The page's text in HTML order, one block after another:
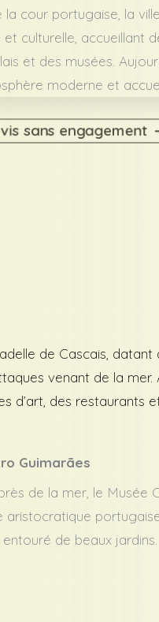
la cour portugaise, la
culturelle, accueillant
et des musées.
moderne et
sans engagement
de Cascais,
venant de la mer.
d’art, des restaurants
Guimarães
de la mer, le Musée
aristocratique
de beaux jardins.